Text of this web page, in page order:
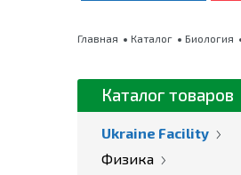
Главная Каталог Биология
Каталог товаров
Ukraine Facility
Физика